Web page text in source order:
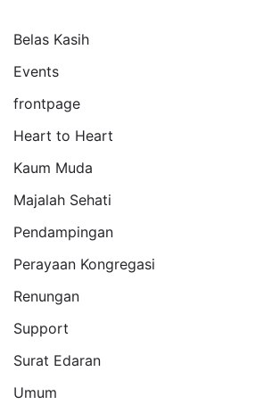
Belas Kasih
Events
frontpage
Heart to Heart
Kaum Muda
Majalah Sehati
Pendampingan
Perayaan Kongregasi
Renungan
Support
Surat Edaran
Umum